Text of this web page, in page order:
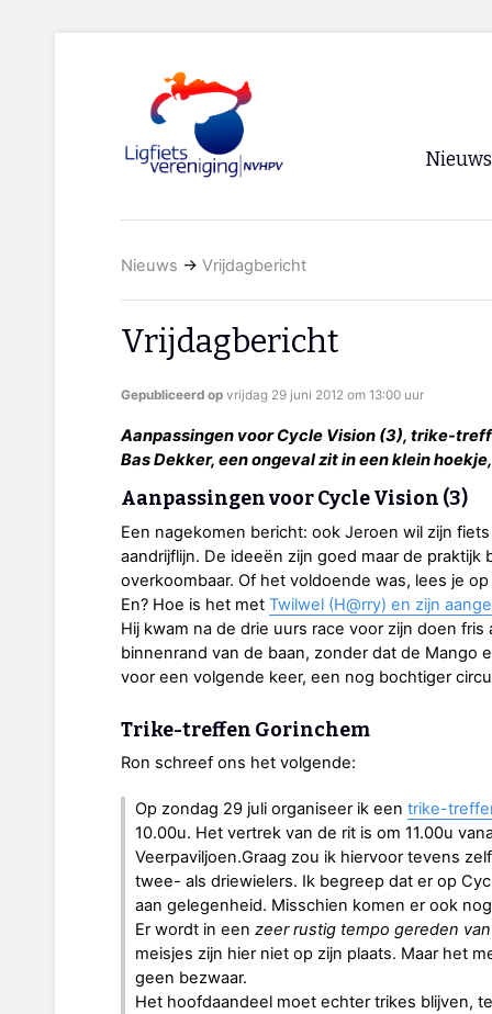
Nieuws
Nieuws → Vrijdagbericht
Vrijdagbericht
Gepubliceerd op vrijdag 29 juni 2012 om 13:00 uur
Aanpassingen voor Cycle Vision (3), trike-
Bas Dekker, een ongeval zit in een klein
Aanpassingen voor Cycle Vision (3)
Een nagekomen bericht: ook Jeroen wil zijn
aandrijflijn. De ideeën zijn goed maar de praktijk
overkoombaar. Of het voldoende was, lees je op
En? Hoe is het met Twilwel (H@rry) en zijn
Hij kwam na de drie uurs race voor zijn doen
binnenrand van de baan, zonder dat de Mango
voor een volgende keer, een nog bochtiger
Trike-treffen Gorinchem
Ron schreef ons het volgende:
Op zondag 29 juli organiseer ik eentrike-
10.00u. Het vertrek van de rit is om 11.00u
Veerpaviljoen.Graag zou ik hiervoor tevens
twee- als driewielers. Ik begreep dat er op
aan gelegenheid. Misschien komen er ook
Er wordt in eenzeer rustig tempo gereden
meisjes zijn hier niet op zijn plaats. Maar het
geen bezwaar.
Het hoofdaandeel moet echter trikes blijven,